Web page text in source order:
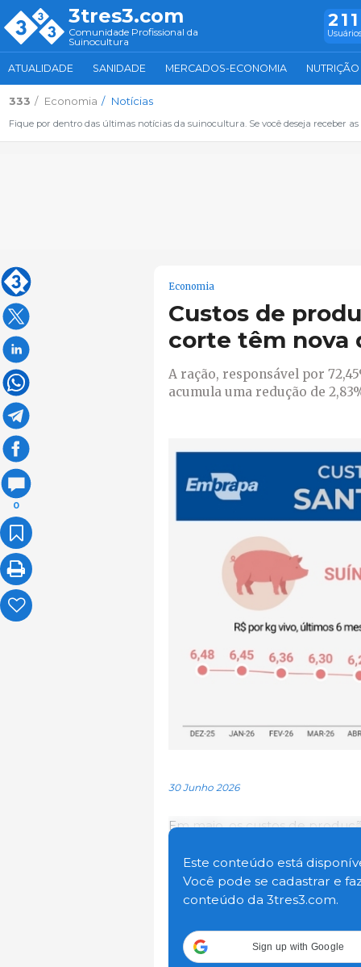
3tres3.com
Comunidade Profissional da
Suinocultura
ATUALIDADE SANIDADE MERCADOS-ECONOMIA NUTRIÇÃO
333 Economia Notícias
Fique por dentro das últimas notícias da suinocultura. Se você deseja receber
0
Economia
Custos de
corte têm nova
A ração, responsável por
acumula uma redução de
30 Junho 2026
Em maio, os custos de
Suínos e Aves divulgado na
disponível no site embrapa.br/
para R$ 6,23 em maio, uma
No acumulado do ano
Este conteúdo está
Você pode se cadastrar e
conteúdo da 3tres3.com.
Sign up with Google